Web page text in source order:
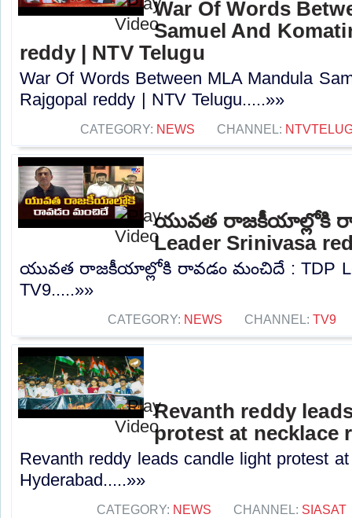
War Of Words
Samuel And
reddy | NTV Telugu
War Of Words Between MLA Mandula
Rajgopal reddy | NTV Telugu.....»»
CATEGORY: NEWS CHANNEL:
యువత రాజకీయాల్లోకి
Leader Srinivasa
యువత రాజకీయాల్లోకి రావడం మంచిదే : TDP
TV9.....»»
CATEGORY: NEWS CHANNEL: TV9
Revanth reddy
protest at necklace
Revanth reddy leads candle light protest
Hyderabad.....»»
CATEGORY: NEWS CHANNEL: SIASAT